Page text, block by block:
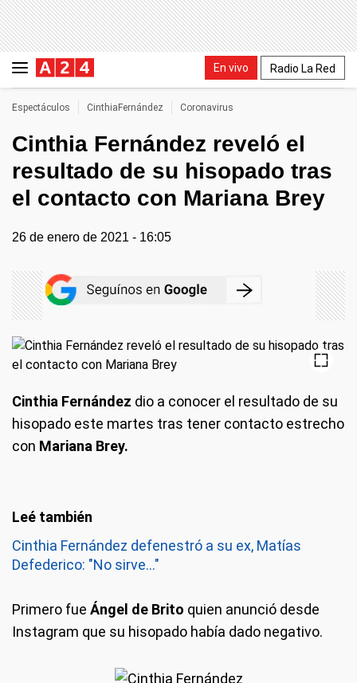
En vivo Radio La Red
Espectáculos CinthiaFernández Coronavirus
Cinthia Fernández reveló el
resultado de su hisopado tras
el contacto con Mariana Brey
26 de enero de 2021 - 16:05
Cinthia Fernández dio a conocer el resultado de su
hisopado este martes tras tener contacto estrecho
con Mariana Brey.
Cinthia Fernández defenestró a su ex, Matías
Defederico: "No sirve..."
Primero fue Ángel de Brito quien anunció desde
Instagram que su hisopado había dado negativo.